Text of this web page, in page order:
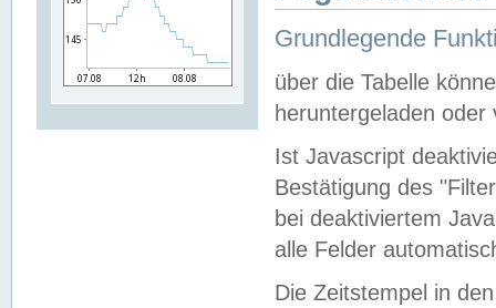
Grundlegende
über die Tabelle
heruntergeladen oder
Ist Javascript
Bestätigung des
bei deaktiviertem
alle Felder
Die Zeitstempel in